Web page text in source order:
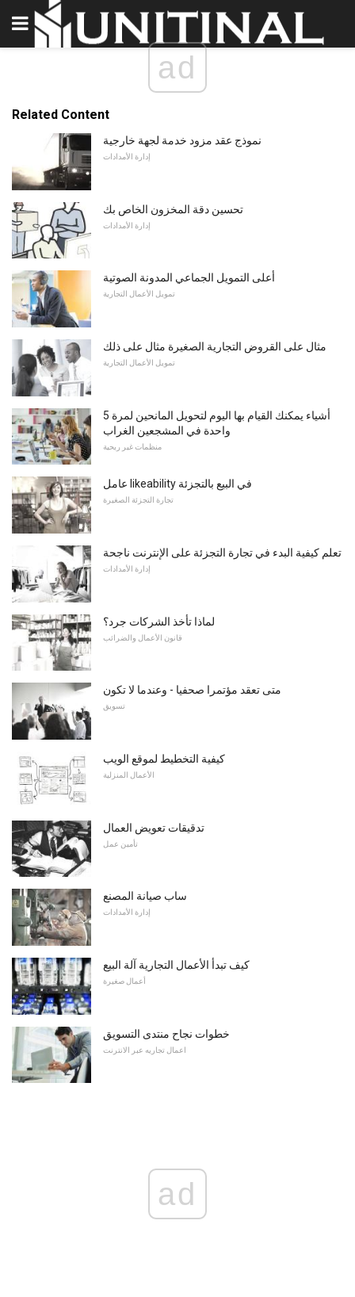
ad
Related Content
نموذج عقد مزود خدمة لجهة خارجية
إدارة الأمدادات
تحسين دقة المخزون الخاص بك
إدارة الأمدادات
أعلى التمويل الجماعي المدونة الصوتية
تمويل الأعمال التجارية
مثال على القروض التجارية الصغيرة مثال على ذلك
تمويل الأعمال التجارية
5 أشياء يمكنك القيام بها اليوم لتحويل المانحين لمرة
واحدة في المشجعين الغراب
منظمات غير ربحية
عامل likeability في البيع بالتجزئة
تجارة التجزئة الصغيرة
تعلم كيفية البدء في تجارة التجزئة على الإنترنت ناجحة
إدارة الأمدادات
لماذا تأخذ الشركات جرد؟
قانون الأعمال والضرائب
متى تعقد مؤتمرا صحفيا - وعندما لا تكون
تسويق
كيفية التخطيط لموقع الويب
الأعمال المنزلية
تدقيقات تعويض العمال
تأمين عمل
ساب صيانة المصنع
إدارة الأمدادات
كيف تبدأ الأعمال التجارية آلة البيع
أعمال صغيرة
خطوات نجاح منتدى التسويق
اعمال تجاريه عبر الانترنت
ad